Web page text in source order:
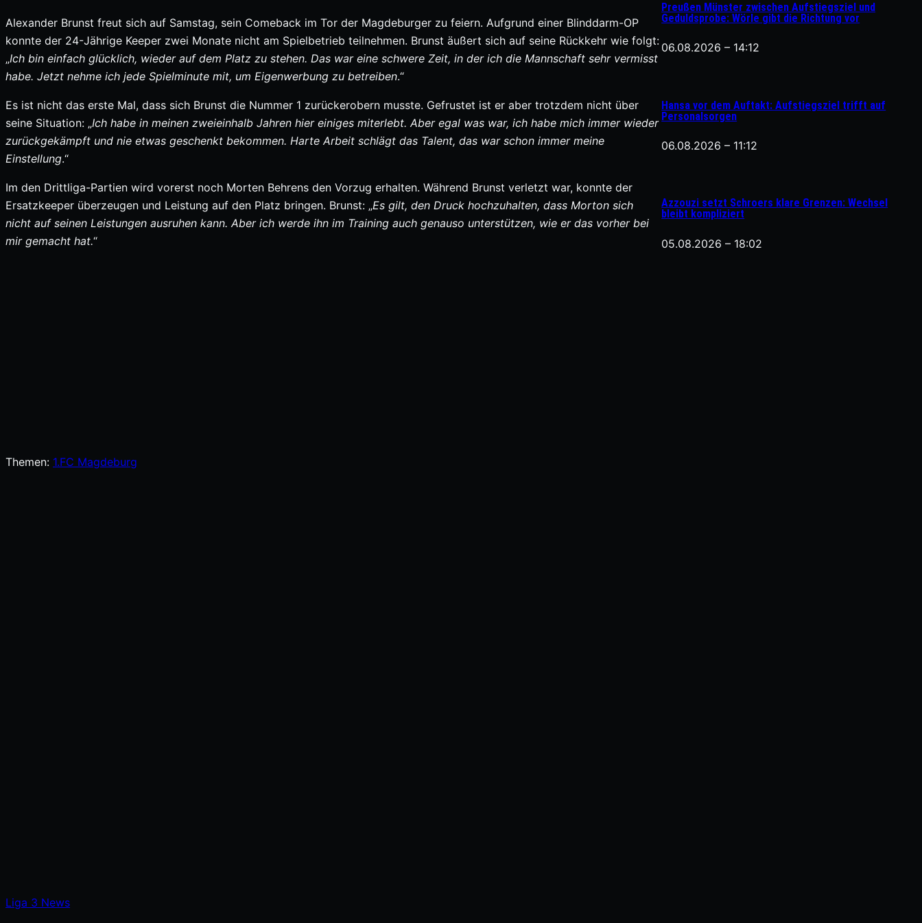
Alexander Brunst freut sich auf Samstag, sein Comeback im Tor der Magdeburger zu feiern. Aufgrund einer Blinddarm-OP
konnte der 24-Jährige Keeper zwei Monate nicht am Spielbetrieb teilnehmen. Brunst äußert sich auf seine Rückkehr wie folgt:
„Ich bin einfach glücklich, wieder auf dem Platz zu stehen. Das war eine schwere Zeit, in der ich die Mannschaft sehr vermisst
habe. Jetzt nehme ich jede Spielminute mit, um Eigenwerbung zu betreiben.“
Es ist nicht das erste Mal, dass sich Brunst die Nummer 1 zurückerobern musste. Gefrustet ist er aber trotzdem nicht über
seine Situation: „Ich habe in meinen zweieinhalb Jahren hier einiges miterlebt. Aber egal was war, ich habe mich immer wieder
zurückgekämpft und nie etwas geschenkt bekommen. Harte Arbeit schlägt das Talent, das war schon immer meine
Einstellung.“
Im den Drittliga-Partien wird vorerst noch Morten Behrens den Vorzug erhalten. Während Brunst verletzt war, konnte der
Ersatzkeeper überzeugen und Leistung auf den Platz bringen. Brunst: „Es gilt, den Druck hochzuhalten, dass Morton sich
nicht auf seinen Leistungen ausruhen kann. Aber ich werde ihn im Training auch genauso unterstützen, wie er das vorher bei
mir gemacht hat.“
Themen: 1.FC Magdeburg
Preußen Münster zwischen Aufstiegsziel und
Geduldsprobe: Wörle gibt die Richtung vor
06.08.2026 – 14:12
Hansa vor dem Auftakt: Aufstiegsziel trifft auf
Personalsorgen
06.08.2026 – 11:12
Azzouzi setzt Schroers klare Grenzen: Wechsel
bleibt kompliziert
05.08.2026 – 18:02
Liga 3 News